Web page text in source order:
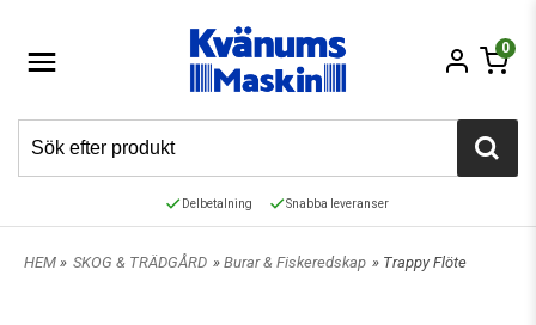
0
Delbetalning Snabba leveranser
HEM » SKOG & TRÄDGÅRD » Burar & Fiskeredskap » Trappy Flöte